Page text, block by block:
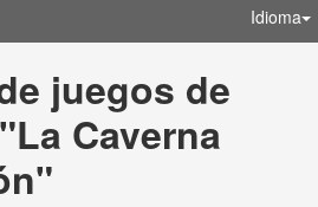
Idioma
juegos de
Caverna